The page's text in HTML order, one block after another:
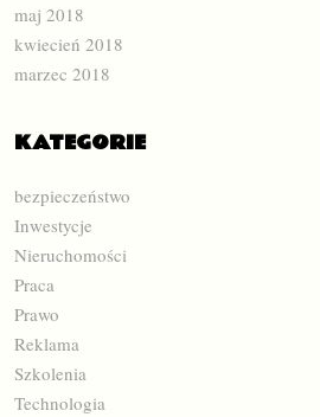
maj 2018
kwiecień 2018
marzec 2018
KATEGORIE
bezpieczeństwo
Inwestycje
Nieruchomości
Praca
Prawo
Reklama
Szkolenia
Technologia